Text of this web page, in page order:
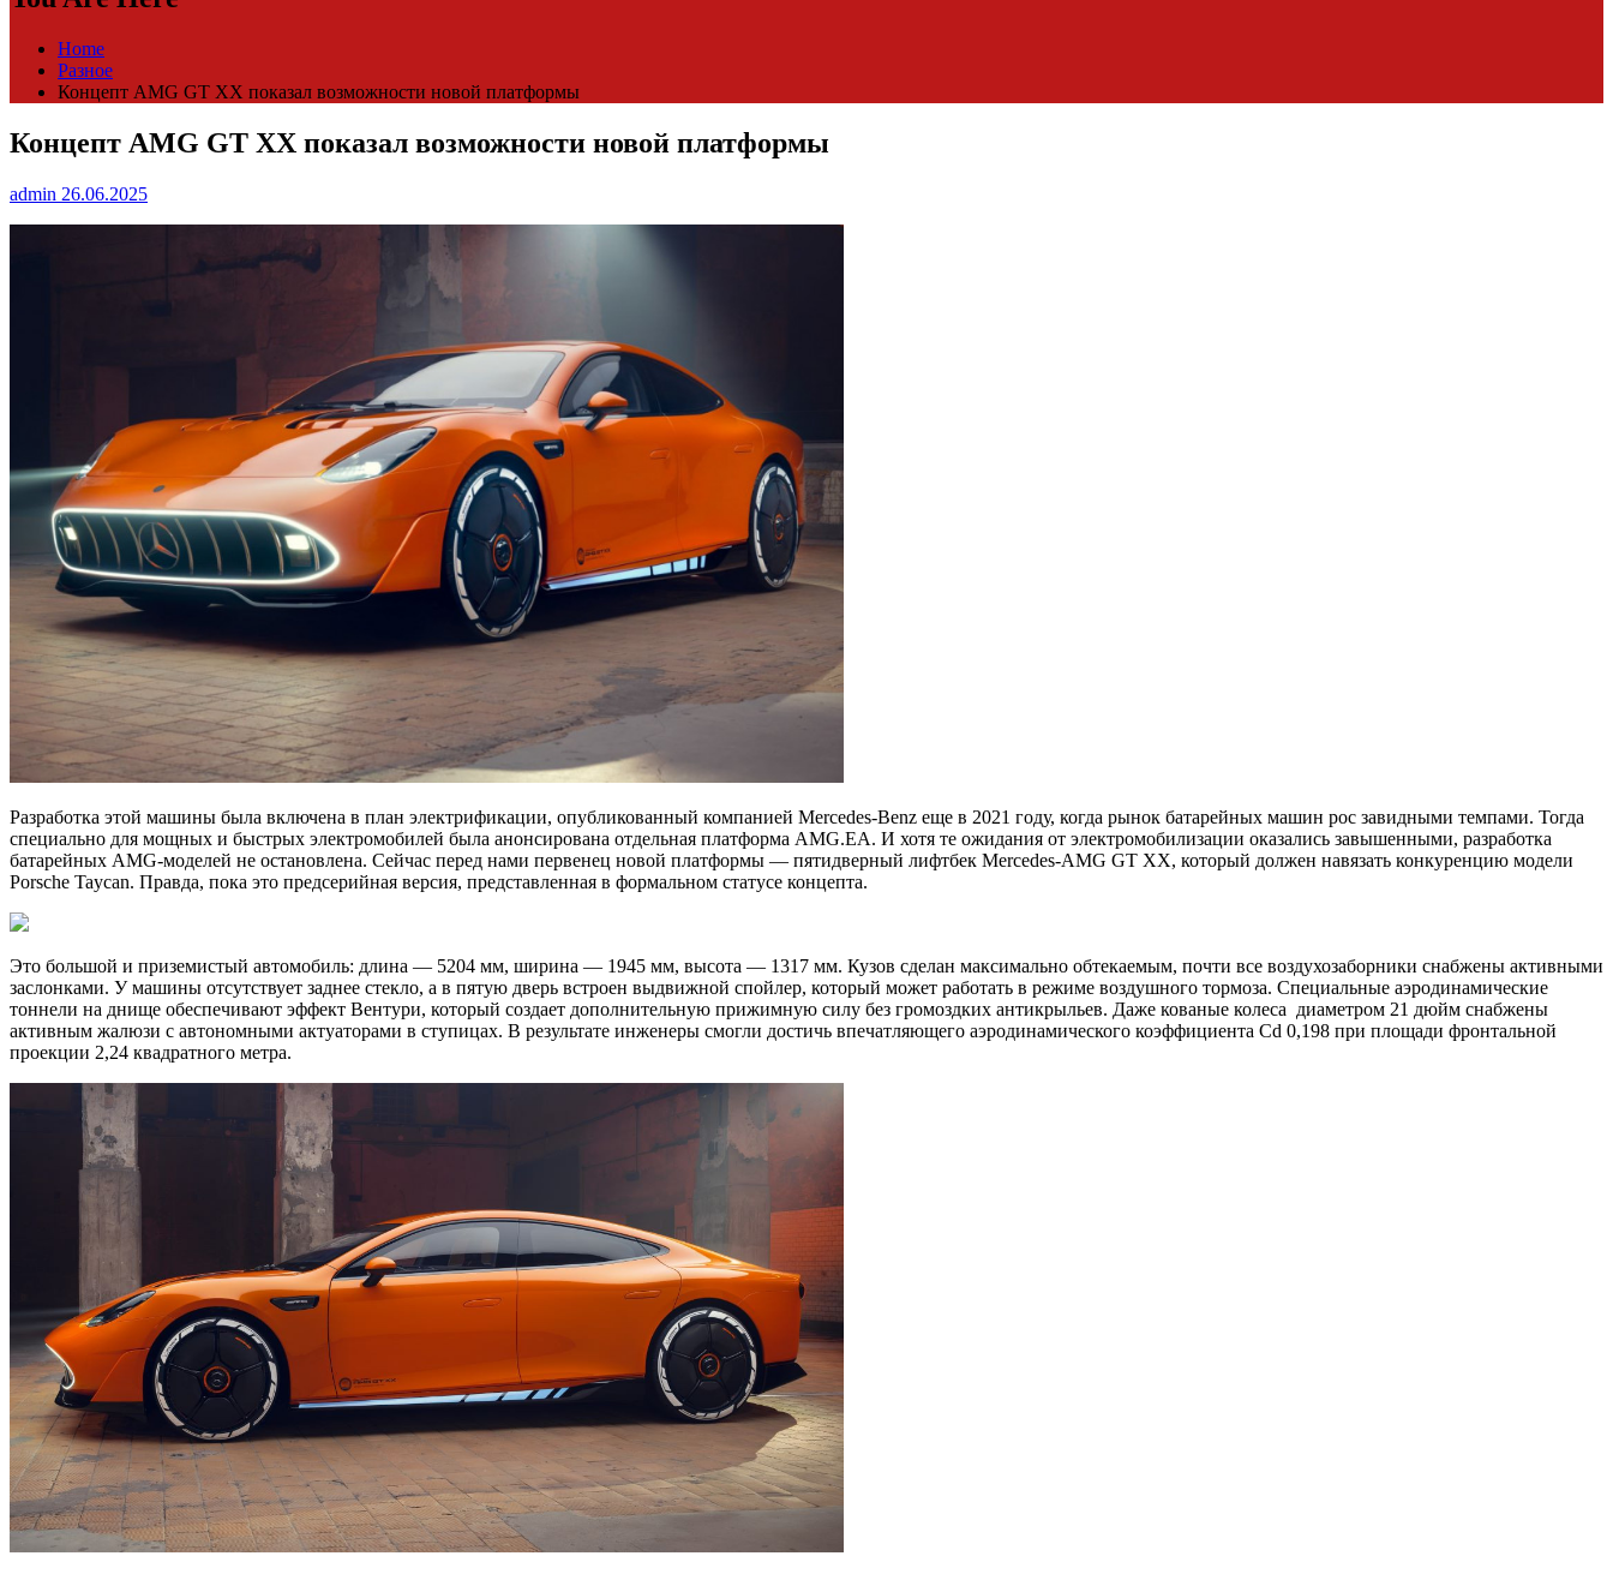
Home
Разное
Концепт AMG GT XX показал возможности новой платформы
Концепт AMG GT XX показал возможности новой платформы
admin 26.06.2025
Разработка этой машины была включена в план электрификации, опубликованный компанией Mercedes-Benz еще в 2021 году, когда рынок батарейных машин рос завидными темпами. Тогда
специально для мощных и быстрых электромобилей была анонсирована отдельная платформа AMG.EA. И хотя те ожидания от электромобилизации оказались завышенными, разработка
батарейных AMG-моделей не остановлена. Сейчас перед нами первенец новой платформы — пятидверный лифтбек Mercedes-AMG GT XX, который должен навязать конкуренцию модели
Porsche Taycan. Правда, пока это предсерийная версия, представленная в формальном статусе концепта.
Это большой и приземистый автомобиль: длина — 5204 мм, ширина — 1945 мм, высота — 1317 мм. Кузов сделан максимально обтекаемым, почти все воздухозаборники снабжены активными
заслонками. У машины отсутствует заднее стекло, а в пятую дверь встроен выдвижной спойлер, который может работать в режиме воздушного тормоза. Специальные аэродинамические
тоннели на днище обеспечивают эффект Вентури, который создает дополнительную прижимную силу без громоздких антикрыльев. Даже кованые колеса диаметром 21 дюйм снабжены
активным жалюзи с автономными актуаторами в ступицах. В результате инженеры смогли достичь впечатляющего аэродинамического коэффициента Cd 0,198 при площади фронтальной
проекции 2,24 квадратного метра.